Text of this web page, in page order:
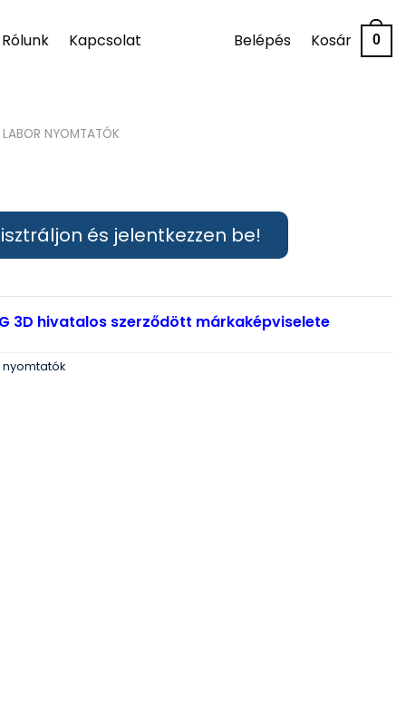
Rólunk Kapcsolat Belépés Kosár 0
LABOR NYOMTATÓK
és jelentkezzen be!
3D hivatalos szerződött márkaképviselete
nyomtatók